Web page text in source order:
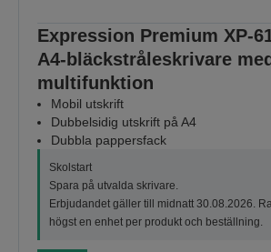
Expression Premium XP-
A4-bläckstråleskrivare
multifunktion
Mobil utskrift
Dubbelsidig utskrift på A4
Dubbla pappersfack
Skolstart
Spara på utvalda skrivare.
Erbjudandet gäller till midnatt 30.08.2026.
högst en enhet per produkt och beställning.